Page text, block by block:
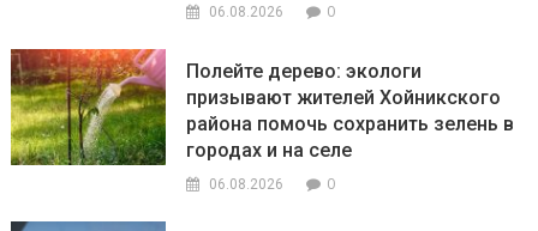
06.08.2026 0
Полейте дерево: экологи
призывают жителей Хойникского
района помочь сохранить зелень в
городах и на селе
06.08.2026 0